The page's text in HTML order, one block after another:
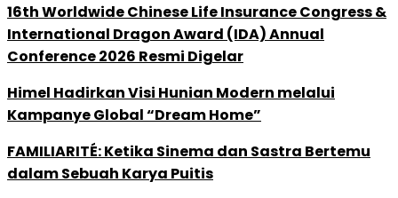
16th Worldwide Chinese Life Insurance Congress &
International Dragon Award (IDA) Annual
Conference 2026 Resmi Digelar
Himel Hadirkan Visi Hunian Modern melalui
Kampanye Global “Dream Home”
FAMILIARITÉ: Ketika Sinema dan Sastra Bertemu
dalam Sebuah Karya Puitis